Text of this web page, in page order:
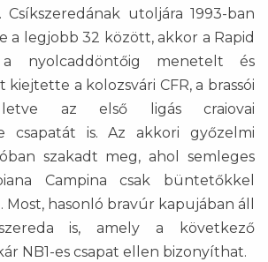
Csíkszeredának utoljára 1993-ban
a legjobb 32 között, akkor a Rapid
a nyolcaddöntőig menetelt és
a kolozsvári CFR, a brassói
az első ligás craiovai
csapatát is. Az akkori győzelmi
szakadt meg, ahol semleges
Campina csak büntetőkkel
hasonló bravúr kapujában áll
is, amely a következő
NB1-es csapat ellen bizonyíthat.